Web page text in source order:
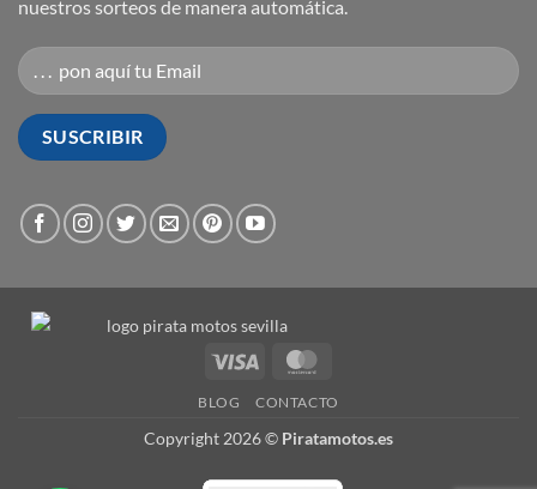
nuestros sorteos de manera automática.
Visa
BLOG CONTACTO
Copyright 2026 © Piratamotos.es